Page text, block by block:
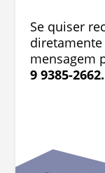
Se quiser
mensagem
9 9385-2662.